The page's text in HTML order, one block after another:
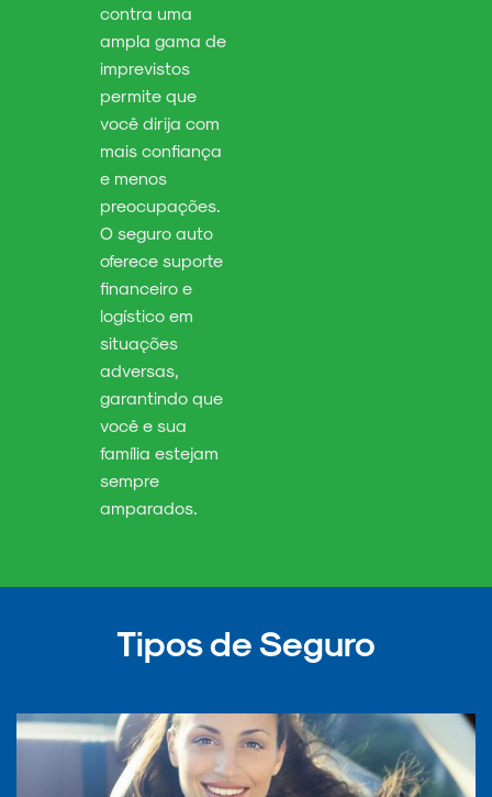
contra uma
ampla gama de
imprevistos
permite que
você dirija com
mais confiança
e menos
preocupações.
O seguro auto
oferece suporte
financeiro e
logístico em
situações
adversas,
garantindo que
você e sua
família estejam
sempre
amparados.
Tipos de Seguro